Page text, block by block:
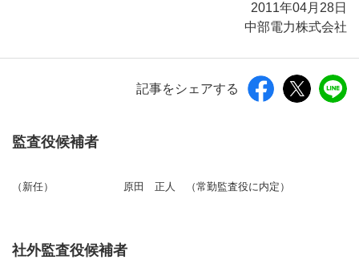
2011年04月28日
中部電力株式会社
記事をシェアする
監査役候補者
（新任） 原田 正人 （常勤監査役に内定）
社外監査役候補者